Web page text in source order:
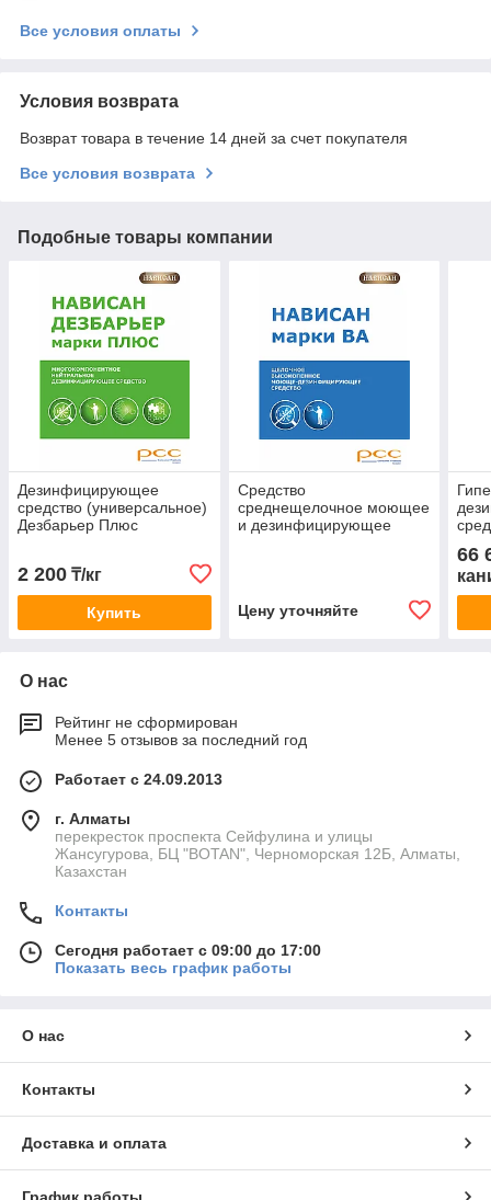
Все условия оплаты
Условия возврата
Возврат товара в течение 14 дней за счет покупателя
Все условия возврата
Подобные товары компании
Дезинфицирующее
средство (универсальное)
Дезбарьер Плюс
2 200 ₸/кг
Купить
Средство
среднещелочное моющее
и дезинфицирующее
Цену уточняйте
66
О нас
Рейтинг не сформирован
Менее 5 отзывов за последний год
Работает с 24.09.2013
г. Алматы
перекресток проспекта Сейфулина и улицы
Жансугурова, БЦ "BOTAN", Черноморская 12Б, Алматы,
Казахстан
Контакты
Сегодня работает с 09:00 до 17:00
Показать весь график работы
О нас
Контакты
Доставка и оплата